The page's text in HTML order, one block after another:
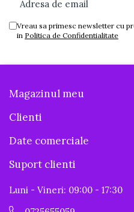
Vreau sa primesc newsletter cu
in Politica de Confidentialitate
Magazinul meu
Clienti
Date comerciale
Suport clienti
Luni - Vineri: 09:00 - 17:30